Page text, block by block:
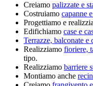
Creiamo palizzate e
Costruiamo capanne
Progettiamo e
Edifichiamo case e
Terrazze, balconate
Realizziamo fioriere,
tipo.
Realizziamo barriere
Montiamo anche